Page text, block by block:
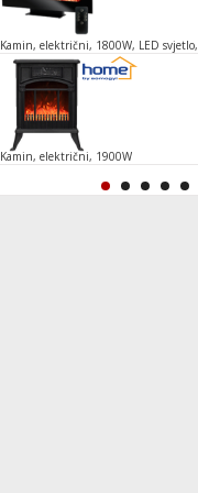
Kamin, električni, 1800W, LED svjetlo,
daljinski upravljač
Kamin, električni, 1900W